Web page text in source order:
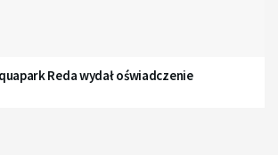
Reda wydał oświadczenie